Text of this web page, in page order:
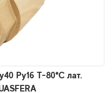
Ру16 Т-80*С лат.